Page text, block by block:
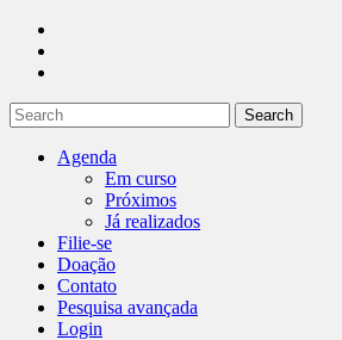
Agenda
Em curso
Próximos
Já realizados
Filie-se
Doação
Contato
Pesquisa avançada
Login